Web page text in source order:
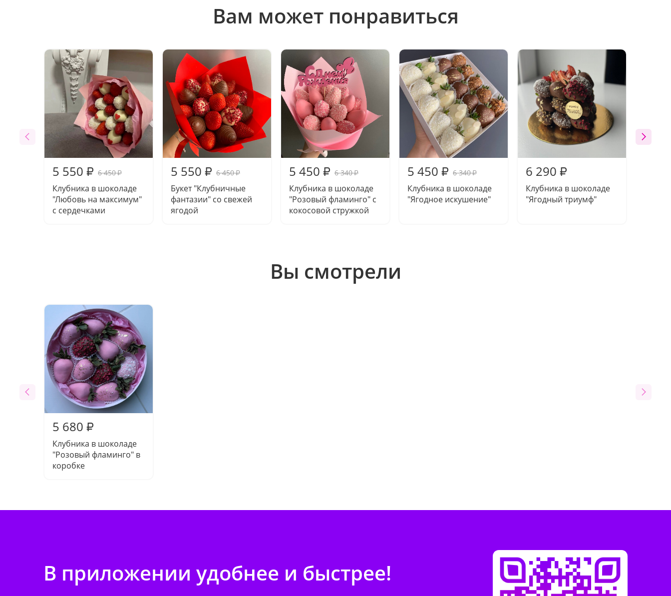
Вам может понравиться
5 550 ₽ 6 450₽
Клубника в шоколаде
"Любовь на максимум"
с сердечками
5 550 ₽ 6 450₽
Букет "Клубничные
фантазии" со свежей
ягодой
5 450 ₽ 6 340₽
Клубника в шоколаде
"Розовый фламинго" с
кокосовой стружкой
5 450 ₽ 6 340₽
Клубника в шоколаде
"Ягодное искушение"
6 290 ₽
Клубника в шоколаде
"Ягодный триумф"
Вы смотрели
5 680 ₽
Клубника в шоколаде
"Розовый фламинго" в
коробке
В приложении удобнее и быстрее!